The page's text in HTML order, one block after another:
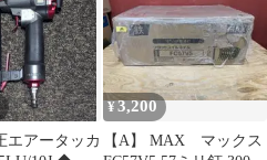
エアータッカ
¥3,200
【A】 MAX マックス